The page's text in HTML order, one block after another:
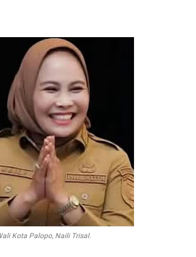
Kota Palopo, Naili Trisal.